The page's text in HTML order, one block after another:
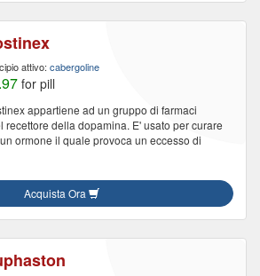
attivo: cabergoline
for pill
appartiene ad un gruppo di farmaci
recettore della dopamina. E' usato per curare
ormone il quale provoca un eccesso di
Acquista Ora